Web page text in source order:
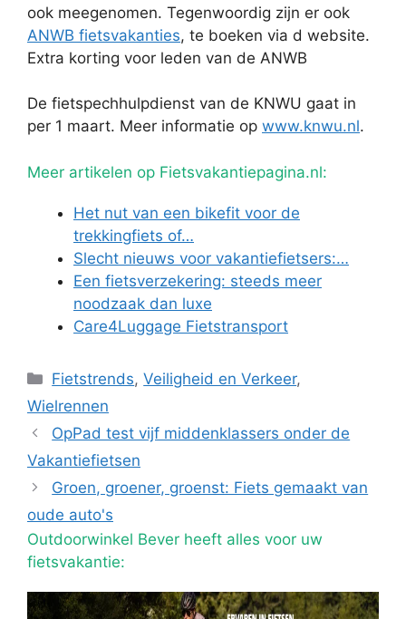
ook meegenomen. Tegenwoordig zijn er ook
ANWB fietsvakanties, te boeken via d website.
Extra korting voor leden van de ANWB
De fietspechhulpdienst van de KNWU gaat in
per 1 maart. Meer informatie op www.knwu.nl.
Meer artikelen op Fietsvakantiepagina.nl:
Het nut van een bikefit voor de
trekkingfiets of…
Slecht nieuws voor vakantiefietsers:…
Een fietsverzekering: steeds meer
noodzaak dan luxe
Care4Luggage Fietstransport
Categorieën
Fietstrends,Veiligheid en Verkeer,
Wielrennen
OpPad test vijf middenklassers onder de
Vakantiefietsen
Groen, groener, groenst: Fiets gemaakt van
oude auto's
Outdoorwinkel Bever heeft alles voor uw
fietsvakantie: